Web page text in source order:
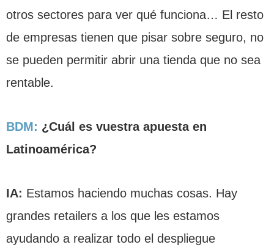
otros sectores para ver qué funciona… El resto
de empresas tienen que pisar sobre seguro, no
se pueden permitir abrir una tienda que no sea
rentable.
BDM: ¿Cuál es vuestra apuesta en
Latinoamérica?
IA: Estamos haciendo muchas cosas. Hay
grandes retailers a los que les estamos
ayudando a realizar todo el despliegue